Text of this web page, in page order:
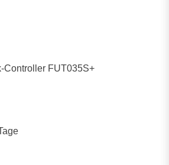
Controller FUT035S+